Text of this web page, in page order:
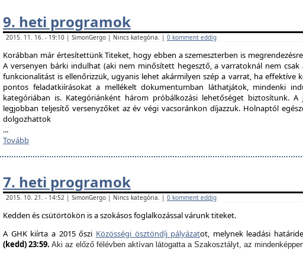
9. heti programok
2015. 11. 16. - 19:10 | SimonGergo | Nincs kategória. | 0 komment eddig
Korábban már értesítettünk Titeket, hogy ebben a szemeszterben is
A versenyen bárki indulhat (aki nem minősített hegesztő, a varratoknál nem csak
funkcionalitást is ellenőrizzük, ugyanis lehet akármilyen szép a varrat, ha effektíve
pontos feladatkiírásokat a mellékelt dokumentumban láthatjátok, mindenki
kategóriában is. Kategóriánként három próbálkozási lehetőséget biztosítunk. A
legjobban teljesítő versenyzőket az év végi vacsoránkon díjazzuk. Holnaptól
dolgozhattok
...
Tovább
7. heti programok
2015. 10. 21. - 14:52 | SimonGergo | Nincs kategória. | 0 komment eddig
Kedden és csütörtökön is a szokásos foglalkozással várunk titeket.
A GHK kiírta a 2015 őszi Közösségi ösztöndíj pályázatot, melynek leadási
(kedd) 23:59. Aki az előző félévben aktívan látogatta a Szakosztályt, az